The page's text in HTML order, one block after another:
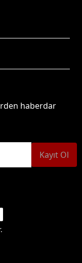
haberdar
Kayıt Ol